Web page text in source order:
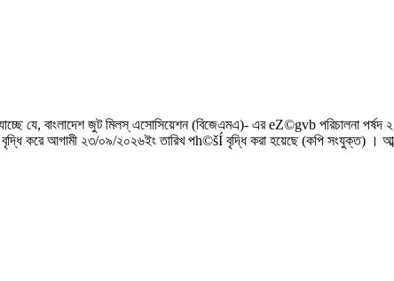
যে, বাংলাদেশ জুট মিলস্ এসোসিয়েশন (বিজেএমএ)- এর eZ©gvb পরিচালনা
বৃদ্ধি করে আগামী ২৩/০৯/২০২৬ইং তারিখ পh©šÍ বৃদ্ধি করা হয়েছে (কপি সংযুক্ত) ।